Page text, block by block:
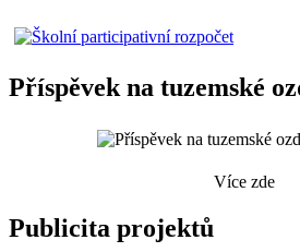
Příspěvek na tuzemské
Více zde
Publicita projektů